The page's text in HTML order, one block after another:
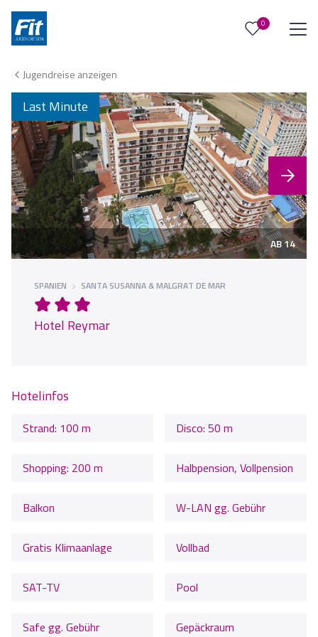
0
Keine Reisen auf der Merkliste
Jugendreise anzeigen
Last Minute
AB 14
SPANIEN SANTA SUSANNA & MALGRAT DE MAR
Hotel Reymar
Hotelinfos
Strand: 100 m Disco: 50 m
Shopping: 200 m Halbpension, Vollpension
Balkon W-LAN gg. Gebühr
Gratis Klimaanlage Vollbad
SAT-TV Pool
Safe gg. Gebühr Gepäckraum